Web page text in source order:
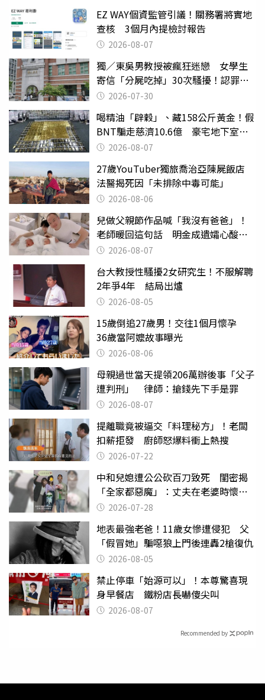
EZ WAY個資監管引議！關務署將實地
查核 3個月內提檢討報告
2026-08-07
獨／東吳男教授被瘋狂迷戀 女學生
寄信「分屍吃掉」30次騷擾！認罪免
關 2026-07-30
喝精油「辟穀」、藏158公斤黃金！假
BNT騙走慈濟10.6億 豪宅地下室竟
挖出乾鮑金庫
2026-08-07
27歲YouTuber獨旅喬治亞陳屍飯店
法醫揭死因「未排除中毒可能」
2026-08-06
兒做父親節作品喊「我沒有爸爸」！
老師暖回這句話 明金成遺孀心酸惹
淚 2026-08-07
台大教授性騷擾2女研究生！不服解聘
2年爭4年 結局出爐
2026-08-05
15歲倒追27歲男！交往1個月懷孕
36歲當阿嬤故事曝光
2026-08-06
母親過世當天提領206萬辦後事「父子
遭判刑」 律師：搶錢先下手是罪
2026-08-07
提離職竟被逼交「料理秘方」！老闆
扣薪拒發 廚師怒爆料衝上熱搜
2026-07-22
中和兒媳遭公公砍百刀致死 閨密揭
「全家都惡魔」：丈夫在老婆時懷孕
摔東西
2026-07-28
地表最強老爸！11歲女慘遭侵犯 父
「假冒她」騙噁狼上門後連轟2槍復仇
2026-08-05
禁止停車「始源可以」！本尊驚喜現
身早餐店 鐵粉店長嚇傻尖叫
2026-08-07
Recommended by